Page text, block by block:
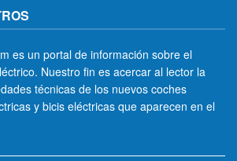
es un portal de información sobre el
Nuestro fin es acercar al lector la
técnicas de los nuevos coches
y bicis eléctricas que aparecen en el